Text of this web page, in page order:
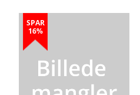
SPAR
16%